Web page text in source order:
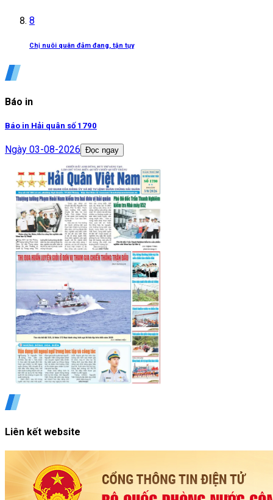
8
Chị nuôi quân đảm đang, tận tụy
Báo in
Báo in Hải quân số 1790
Ngày 03-08-2026 Đọc ngay
Liên kết website